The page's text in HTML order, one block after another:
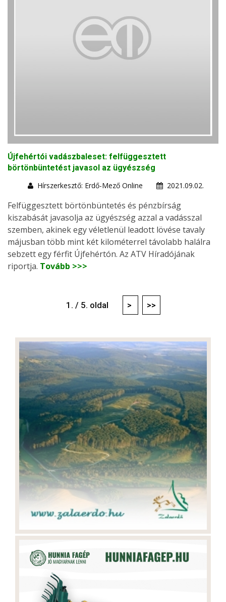
Újfehértói vadászbaleset: felfüggesztett
börtönbüntetést javasol az ügyészség
Hírszerkesztő: Erdő-Mező Online
2021.09.02.
Felfüggesztett börtönbüntetés és pénzbírság
kiszabását javasolja az ügyészség azzal a vadásszal
szemben, akinek egy véletlenül leadott lövése tavaly
májusban több mint két kilométerrel távolabb halálra
sebzett egy férfit Újfehértón. Az ATV Híradójának
riportja. Tovább >>>
1. / 5. oldal > >>